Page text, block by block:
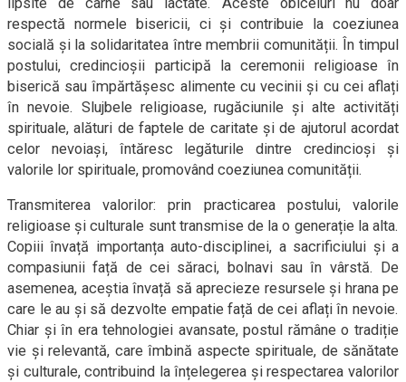
lipsite de carne sau lactate. Aceste obiceiuri nu doar
respectă normele bisericii, ci și contribuie la coeziunea
socială și la solidaritatea între membrii comunității. În timpul
postului, credincioșii participă la ceremonii religioase în
biserică sau împărtășesc alimente cu vecinii și cu cei aflați
în nevoie. Slujbele religioase, rugăciunile și alte activități
spirituale, alături de faptele de caritate și de ajutorul acordat
celor nevoiași, întăresc legăturile dintre credincioși și
valorile lor spirituale, promovând coeziunea comunității.
Transmiterea valorilor: prin practicarea postului, valorile
religioase și culturale sunt transmise de la o generație la alta.
Copiii învață importanța auto-disciplinei, a sacrificiului și a
compasiunii față de cei săraci, bolnavi sau în vârstă. De
asemenea, aceștia învață să aprecieze resursele și hrana pe
care le au și să dezvolte empatie față de cei aflați în nevoie.
Chiar și în era tehnologiei avansate, postul rămâne o tradiție
vie și relevantă, care îmbină aspecte spirituale, de sănătate
și culturale, contribuind la înțelegerea și respectarea valorilor